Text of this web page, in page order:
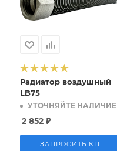
Радиатор воздушный
LB75
УТОЧНЯЙТЕ НАЛИЧИЕ
2 852 ₽
ЗАПРОСИТЬ КП